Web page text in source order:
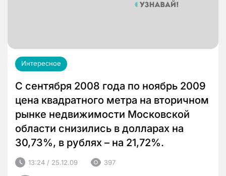
Интересное
С сентября 2008 года по ноябрь 2009
цена квадратного метра на вторичном
рынке недвижимости Московской
области снизились в долларах на
30,73%, в рублях – на 21,72%.
13:24 / 25.12.09 397